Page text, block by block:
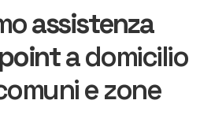
assistenza
a domicilio
e zone